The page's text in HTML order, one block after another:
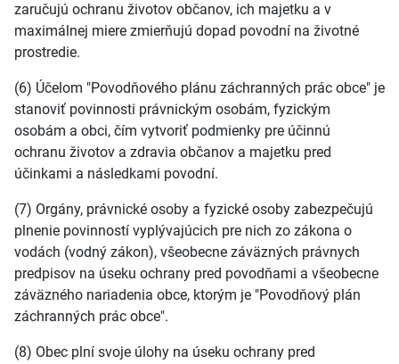
zaručujú ochranu životov občanov, ich majetku a v
maximálnej miere zmierňujú dopad povodní na životné
prostredie.
(6) Účelom "Povodňového plánu záchranných prác obce" je
stanoviť povinnosti právnickým osobám, fyzickým
osobám a obci, čím vytvoriť podmienky pre účinnú
ochranu životov a zdravia občanov a majetku pred
účinkami a následkami povodní.
(7) Orgány, právnické osoby a fyzické osoby zabezpečujú
plnenie povinností vyplývajúcich pre nich zo zákona o
vodách (vodný zákon), všeobecne záväzných právnych
predpisov na úseku ochrany pred povodňami a všeobecne
záväzného nariadenia obce, ktorým je "Povodňový plán
záchranných prác obce".
(8) Obec plní svoje úlohy na úseku ochrany pred